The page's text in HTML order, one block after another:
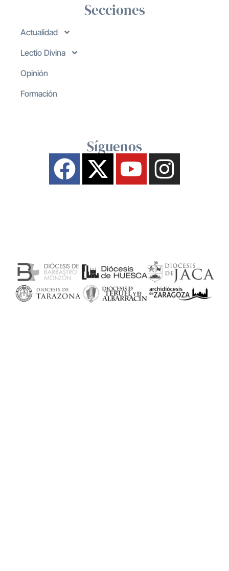
Secciones
Actualidad
Lectio Divina
Opinión
Formación
Síguenos